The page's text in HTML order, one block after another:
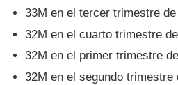
33M en el tercer trimestre de
32M en el cuarto trimestre
32M en el primer trimestre
32M en el segundo trimestre